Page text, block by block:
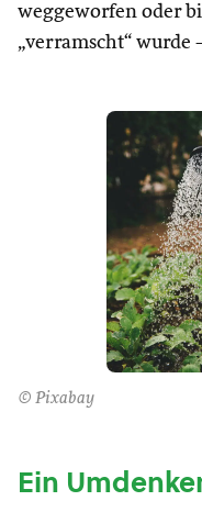
weggeworfen oder
„verramscht“ wurde
© Pixabay
Ein